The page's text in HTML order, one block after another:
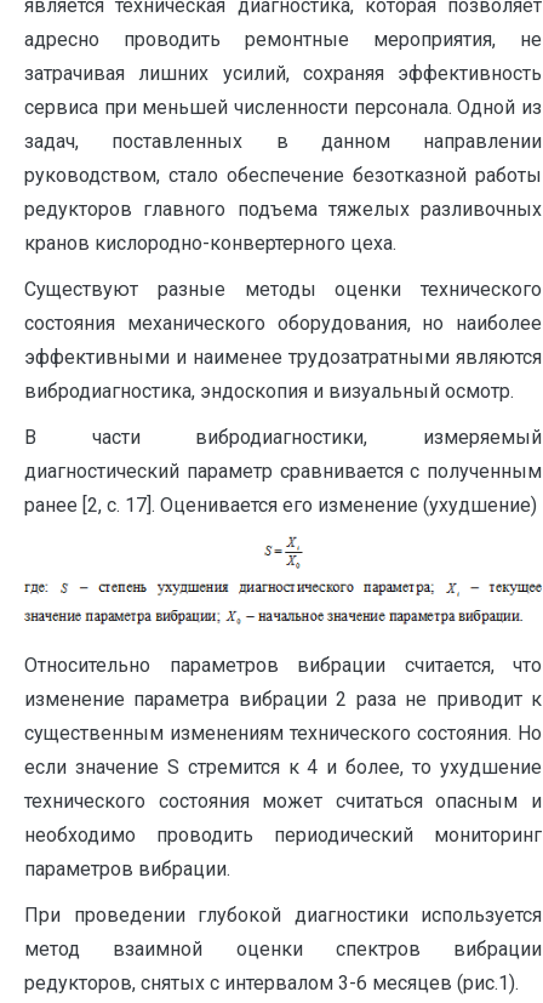
является техническая диагностика, которая позволяет
адресно проводить ремонтные мероприятия, не
затрачивая лишних усилий, сохраняя эффективность
сервиса при меньшей численности персонала. Одной из
задач, поставленных в данном направлении
руководством, стало обеспечение безотказной работы
редукторов главного подъема тяжелых разливочных
кранов кислородно-конвертерного цеха.
Существуют разные методы оценки технического
состояния механического оборудования, но наиболее
эффективными и наименее трудозатратными являются
вибродиагностика, эндоскопия и визуальный осмотр.
В части вибродиагностики, измеряемый
диагностический параметр сравнивается с полученным
ранее [2, с. 17]. Оценивается его изменение (ухудшение)
Относительно параметров вибрации считается, что
изменение параметра вибрации 2 раза не приводит к
существенным изменениям технического состояния. Но
если значение S стремится к 4 и более, то ухудшение
технического состояния может считаться опасным и
необходимо проводить периодический мониторинг
параметров вибрации.
При проведении глубокой диагностики используется
метод взаимной оценки спектров вибрации
редукторов, снятых с интервалом 3-6 месяцев (рис.1).